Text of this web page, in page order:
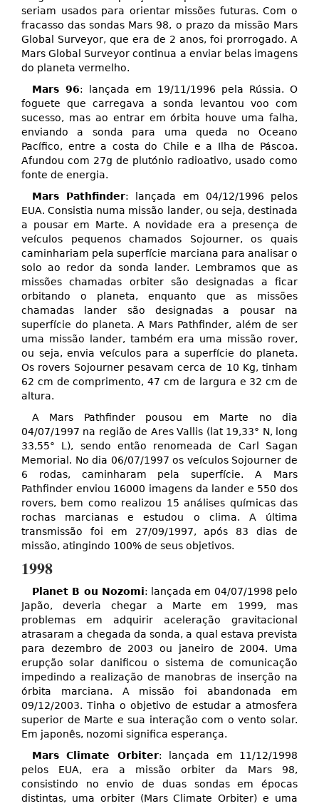
seriam usados para orientar missões futuras. Com o
fracasso das sondas Mars 98, o prazo da missão Mars
Global Surveyor, que era de 2 anos, foi prorrogado. A
Mars Global Surveyor continua a enviar belas imagens
do planeta vermelho.
Mars 96: lançada em 19/11/1996 pela Rússia. O
foguete que carregava a sonda levantou voo com
sucesso, mas ao entrar em órbita houve uma falha,
enviando a sonda para uma queda no Oceano
Pacífico, entre a costa do Chile e a Ilha de Páscoa.
Afundou com 27g de plutónio radioativo, usado como
fonte de energia.
Mars Pathfinder: lançada em 04/12/1996 pelos
EUA. Consistia numa missão lander, ou seja, destinada
a pousar em Marte. A novidade era a presença de
veículos pequenos chamados Sojourner, os quais
caminhariam pela superfície marciana para analisar o
solo ao redor da sonda lander. Lembramos que as
missões chamadas orbiter são designadas a ficar
orbitando o planeta, enquanto que as missões
chamadas lander são designadas a pousar na
superfície do planeta. A Mars Pathfinder, além de ser
uma missão lander, também era uma missão rover,
ou seja, envia veículos para a superfície do planeta.
Os rovers Sojourner pesavam cerca de 10 Kg, tinham
62 cm de comprimento, 47 cm de largura e 32 cm de
altura.
A Mars Pathfinder pousou em Marte no dia
04/07/1997 na região de Ares Vallis (lat 19,33° N, long
33,55° L), sendo então renomeada de Carl Sagan
Memorial. No dia 06/07/1997 os veículos Sojourner de
6 rodas, caminharam pela superfície. A Mars
Pathfinder enviou 16000 imagens da lander e 550 dos
rovers, bem como realizou 15 análises químicas das
rochas marcianas e estudou o clima. A última
transmissão foi em 27/09/1997, após 83 dias de
missão, atingindo 100% de seus objetivos.
1998
Planet B ou Nozomi: lançada em 04/07/1998 pelo
Japão, deveria chegar a Marte em 1999, mas
problemas em adquirir aceleração gravitacional
atrasaram a chegada da sonda, a qual estava prevista
para dezembro de 2003 ou janeiro de 2004. Uma
erupção solar danificou o sistema de comunicação
impedindo a realização de manobras de inserção na
órbita marciana. A missão foi abandonada em
09/12/2003. Tinha o objetivo de estudar a atmosfera
superior de Marte e sua interação com o vento solar.
Em japonês, nozomi significa esperança.
Mars Climate Orbiter: lançada em 11/12/1998
pelos EUA, era a missão orbiter da Mars 98,
consistindo no envio de duas sondas em épocas
distintas, uma orbiter (Mars Climate Orbiter) e uma